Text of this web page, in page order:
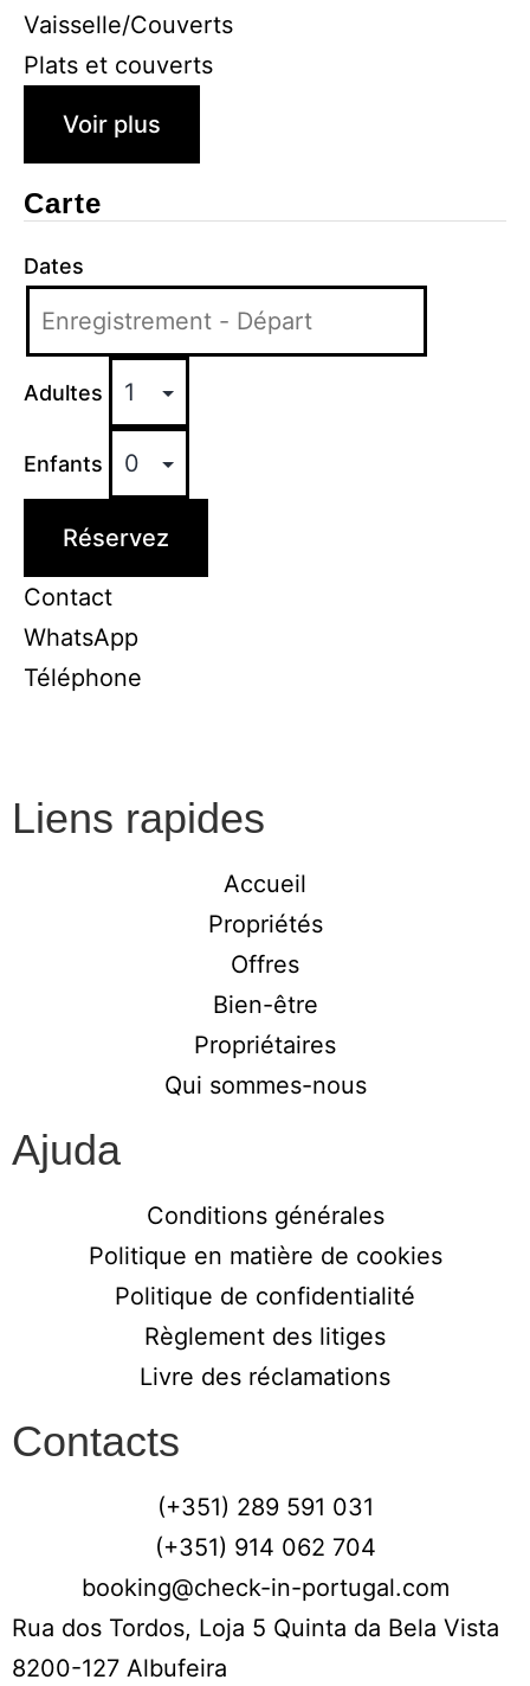
Vaisselle/Couverts
Plats et couverts
Voir plus
Carte
Dates
Adultes
Enfants
Réservez
Contact
WhatsApp
Téléphone
Liens rapides
Accueil
Propriétés
Offres
Bien-être
Propriétaires
Qui sommes-nous
Ajuda
Conditions générales
Politique en matière de cookies
Politique de confidentialité
Règlement des litiges
Livre des réclamations
Contacts
(+351) 289 591 031
(+351) 914 062 704
booking@check-in-portugal.com
Rua dos Tordos, Loja 5 Quinta da Bela Vista
8200-127 Albufeira